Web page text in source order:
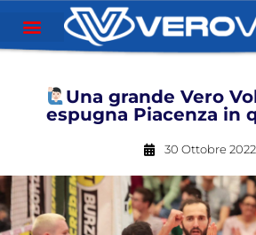
Una grande Vero
espugna Piacenza in
30 Ottobre 2022